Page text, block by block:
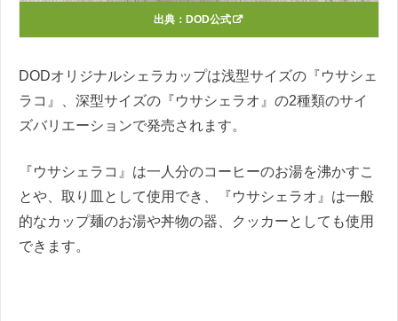
出典： DOD公式
DODオリジナルシェラカップは浅型サイズの『ウサシェ
ラコ』、深型サイズの『ウサシェラオ』の2種類のサイ
ズバリエーションで発売されます。
『ウサシェラコ』は一人分のコーヒーのお湯を沸かすこ
とや、取り皿として使用でき、『ウサシェラオ』は一般
的なカップ麺のお湯や丼物の器、クッカーとしても使用
できます。